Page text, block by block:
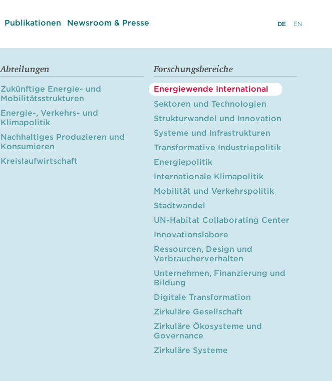
Publikationen Newsroom & Presse DE EN
Abteilungen
Zukünftige Energie- und
Mobilitätsstrukturen
Energie-, Verkehrs- und
Klimapolitik
Nachhaltiges Produzieren und
Konsumieren
Kreislaufwirtschaft
Forschungsbereiche
Energiewende International
Sektoren und Technologien
Strukturwandel und Innovation
Systeme und Infrastrukturen
Transformative Industriepolitik
Energiepolitik
Internationale Klimapolitik
Mobilität und Verkehrspolitik
Stadtwandel
UN-Habitat Collaborating Center
Innovationslabore
Ressourcen, Design und
Verbraucherverhalten
Unternehmen, Finanzierung und
Bildung
Digitale Transformation
Zirkuläre Gesellschaft
Zirkuläre Ökosysteme und
Governance
Zirkuläre Systeme